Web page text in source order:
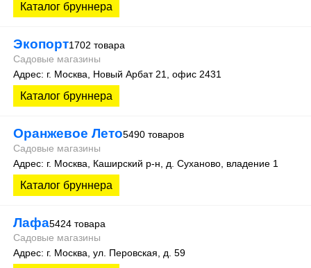
Каталог бруннера
Экопорт1702 товара
Садовые магазины
Адрес: г. Москва, Новый Арбат 21, офис 2431
Каталог бруннера
Оранжевое Лето5490 товаров
Садовые магазины
Адрес: г. Москва, Каширский р-н, д. Суханово, владение 1
Каталог бруннера
Лафа5424 товара
Садовые магазины
Адрес: г. Москва, ул. Перовская, д. 59